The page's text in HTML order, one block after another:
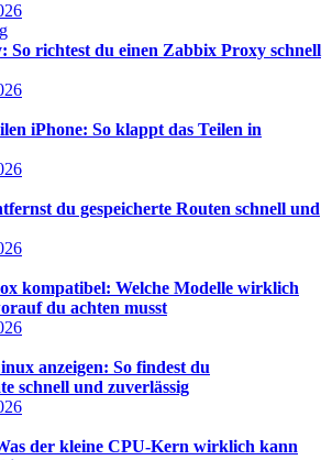
So richtest du einen Zabbix Proxy schnell
iPhone: So klappt das Teilen in
du gespeicherte Routen schnell und
kompatibel: Welche Modelle wirklich
du achten musst
anzeigen: So findest du
schnell und zuverlässig
der kleine CPU-Kern wirklich kann